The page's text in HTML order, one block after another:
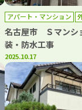
アパート・マンション
名古屋市 Ｓマン
装・防水工事
2025.10.17